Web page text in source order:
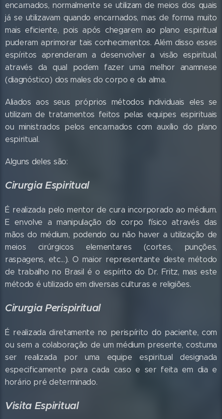
encarnados, normalmente se utilizam de meios dos quais
já se utilizavam quando encarnados, mas de forma muito
mais eficiente, pois após chegarem ao plano espiritual
puderam aprimorar tais conhecimentos. Além disso esses
espíritos aprenderam a desenvolver a visão espiritual,
através da qual podem fazer uma melhor anamnese
(diagnóstico) dos males do corpo e da alma.
Aliados aos seus próprios métodos individuais eles se
utilizam de tratamentos feitos pelas equipes espirituais
ou ministrados pelos encarnados com auxílio do plano
espiritual.
Alguns deles são:
Cirurgia Espiritual
É realizada pelo mentor de cura incorporado ao médium.
E envolve a manipulação do corpo físico através das
mãos do médium, podendo ou não haver a utilização de
meios cirúrgicos elementares (cortes, punções,
raspagens, etc...). O maior representante deste método
de trabalho no Brasil é o espírito do Dr. Fritz, mas este
método é utilizado em diversas culturas e religiões.
Cirurgia Perispiritual
É realizada diretamente no perispírito do paciente, com
ou sem a colaboração de um médium presente, costuma
ser realizada por uma equipe espiritual designada
especificamente para cada caso e ser feita em dia e
horário pré determinado.
Visita Espiritual